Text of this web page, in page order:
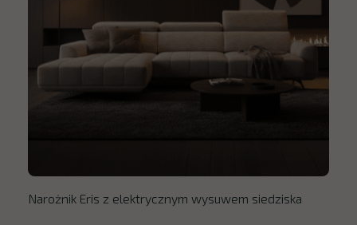
Narożnik Eris z elektrycznym wysuwem siedziska